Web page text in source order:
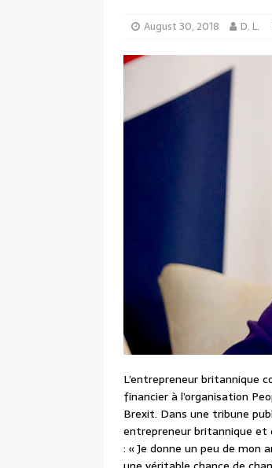
August 30, 2018 D. L.
L’entrepreneur britannique
financier à l’organisation
Brexit. Dans une tribune
entrepreneur britannique
: « Je donne un peu de mon